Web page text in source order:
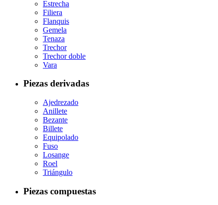
Estrecha
Filiera
Flanquis
Gemela
Tenaza
Trechor
Trechor doble
Vara
Piezas derivadas
Ajedrezado
Anillete
Bezante
Billete
Equipolado
Fuso
Losange
Roel
Triángulo
Piezas compuestas